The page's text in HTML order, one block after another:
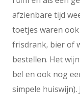
afzienbare tijd
toetjes waren
frisdrank, bier of
bestellen. Het
bel en ook nog
simpele huiswijn).